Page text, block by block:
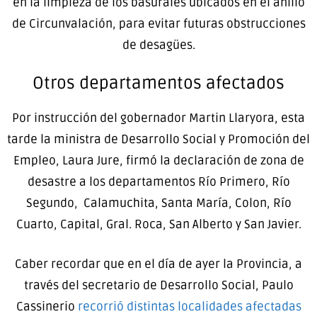
de Circunvalación, para evitar futuras obstrucciones
de desagües.
Otros departamentos afectados
Por instrucción del gobernador Martin Llaryora, esta
tarde la ministra de Desarrollo Social y Promoción del
Empleo, Laura Jure, firmó la declaración de zona de
desastre a los departamentos Río Primero, Río
Segundo, Calamuchita, Santa María, Colon, Río
Cuarto, Capital, Gral. Roca, San Alberto y San Javier.
Caber recordar que en el día de ayer la Provincia, a
través del secretario de Desarrollo Social, Paulo
Cassinerio recorrió distintas localidades afectadas